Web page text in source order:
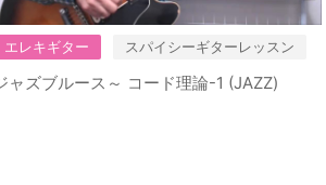
エレキギター スパイシーギターレッスン
ャズブルース～ コード理論-1 (JAZZ)